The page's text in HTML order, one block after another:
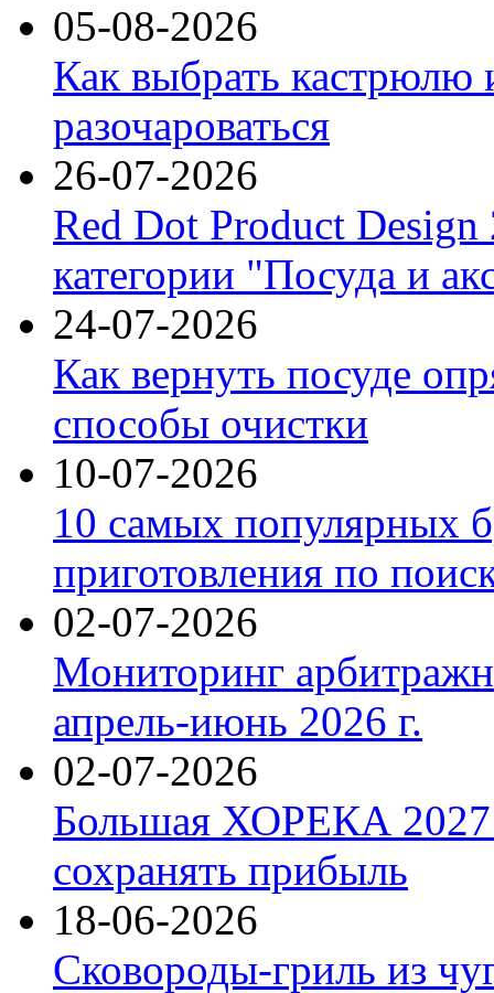
05-08-2026
Как выбрать кастрюлю
разочароваться
26-07-2026
Red Dot Product Design
категории "Посуда и
24-07-2026
Как вернуть посуде
способы очистки
10-07-2026
10 самых популярных
приготовления по
02-07-2026
Мониторинг
апрель-июнь 2026 г.
02-07-2026
Большая ХОРЕКА 2027:
сохранять прибыль
18-06-2026
Сковороды-гриль из